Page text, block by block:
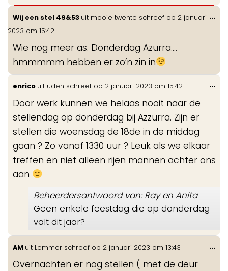
Wij een stel 49&53 uit mooie twente schreef op 2 januari
2023 om 15:42
Wie nog meer as. Donderdag Azurra….
hmmmmm hebben er zo’n zin in
...
enrico uit uden schreef op 2 januari 2023 om 15:42
Door werk kunnen we helaas nooit naar de
stellendag op donderdag bij Azzurra. Zijn er
stellen die woensdag de 18de in de middag
gaan ? Zo vanaf 1330 uur ? Leuk als we elkaar
treffen en niet alleen rijen mannen achter ons
aan
Beheerdersantwoord van: Ray en Anita
Geen enkele feestdag die op donderdag
valt dit jaar?
...
AM uit Lemmer schreef op 2 januari 2023 om 13:43
Overnachten er nog stellen ( met de deur
...